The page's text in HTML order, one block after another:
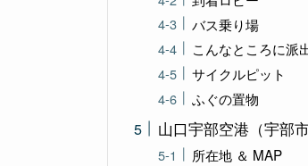
バス乗り場
こんなところに
サイクルピット
ふぐの置物
山口宇部空港（宇部
所在地 ＆ MAP